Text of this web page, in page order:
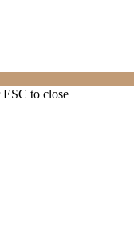
to close